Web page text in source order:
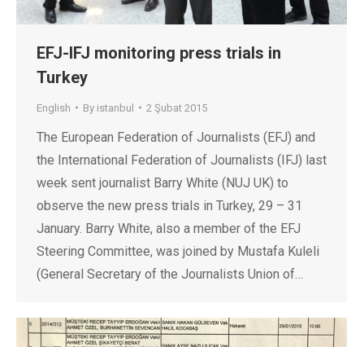
EFJ-IFJ monitoring press trials in
Turkey
English By istanbul 2 Şubat 2015
The European Federation of Journalists (EFJ) and
the International Federation of Journalists (IFJ) last
week sent journalist Barry White (NUJ UK) to
observe the new press trials in Turkey, 29 – 31
January. Barry White, also a member of the EFJ
Steering Committee, was joined by Mustafa Kuleli
(General Secretary of the Journalists Union of…